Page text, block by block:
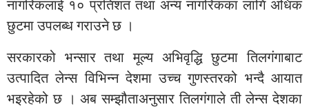
नागरिकलाई १० प्रतिशत तथा अन्य नागरिकका लागि अधिक
छुटमा उपलब्ध गराउने छ ।
सरकारको भन्सार तथा मूल्य अभिवृद्धि छुटमा तिलगंगाबाट
उत्पादित लेन्स विभिन्न देशमा उच्च गुणस्तरको भन्दै आयात
भइरहेको छ । अब सम्झौताअनुसार तिलगंगाले ती लेन्स देशका